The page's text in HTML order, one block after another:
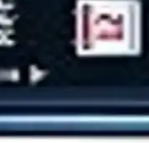
Deji, Nokia BL-5C/6230/
güvenliği sağlar. Montaj
KaiOS ve
ve Android Go işletim
Ekranlı ve Müzik